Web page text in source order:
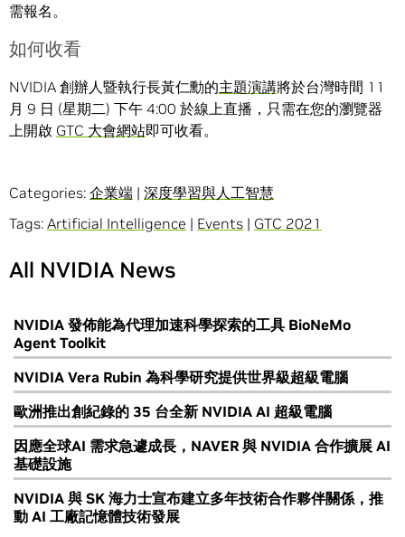
需報名。
如何收看
NVIDIA 創辦人暨執行長黃仁勳的主題演講將於台灣時間 11
月 9 日 (星期二) 下午 4:00 於線上直播，只需在您的瀏覽器
上開啟 GTC 大會網站即可收看。
Categories: 企業端 | 深度學習與人工智慧
Tags: Artificial Intelligence | Events | GTC 2021
All NVIDIA News
NVIDIA 發佈能為代理加速科學探索的工具 BioNeMo
Agent Toolkit
NVIDIA Vera Rubin 為科學研究提供世界級超級電腦
歐洲推出創紀錄的 35 台全新 NVIDIA AI 超級電腦
因應全球AI 需求急遽成長，NAVER 與 NVIDIA 合作擴展 AI
基礎設施
NVIDIA 與 SK 海力士宣布建立多年技術合作夥伴關係，推
動 AI 工廠記憶體技術發展